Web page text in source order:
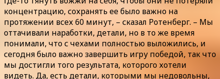
концентрацию, сохранять ее было важно на
протяжении всех 60 минут, – сказал Ротенберг. – Мы
оттачивали наработки, детали, но в то же время
понимали, что с чехами полностью выложились, и
сегодня было важно завершить игру победой, так что
мы достигли того результата, которого хотели
видеть. Да, есть детали, которыми мы недовольны,